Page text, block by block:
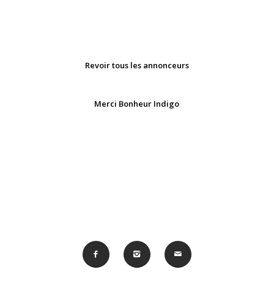
Revoir tous les annonceurs
Merci Bonheur Indigo